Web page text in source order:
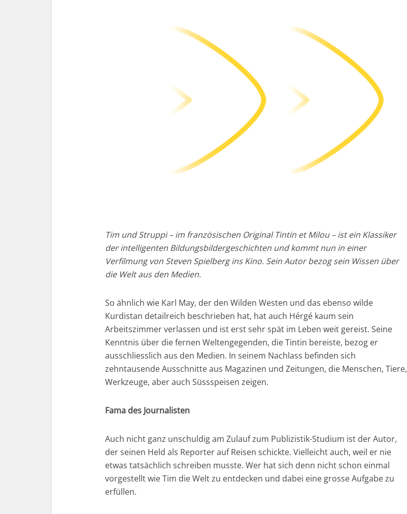
Tim und Struppi – im französischen Original Tintin et Milou – ist ein Klassiker
der intelligenten Bildungsbildergeschichten und kommt nun in einer
Verfilmung von Steven Spielberg ins Kino. Sein Autor bezog sein Wissen über
die Welt aus den Medien.
So ähnlich wie Karl May, der den Wilden Westen und das ebenso wilde
Kurdistan detailreich beschrieben hat, hat auch Hérgé kaum sein
Arbeitszimmer verlassen und ist erst sehr spät im Leben weit gereist. Seine
Kenntnis über die fernen Weltengegenden, die Tintin bereiste, bezog er
ausschliesslich aus den Medien. In seinem Nachlass befinden sich
zehntausende Ausschnitte aus Magazinen und Zeitungen, die Menschen, Tiere,
Werkzeuge, aber auch Süssspeisen zeigen.
Fama des Journalisten
Auch nicht ganz unschuldig am Zulauf zum Publizistik-Studium ist der Autor,
der seinen Held als Reporter auf Reisen schickte. Vielleicht auch, weil er nie
etwas tatsächlich schreiben musste. Wer hat sich denn nicht schon einmal
vorgestellt wie Tim die Welt zu entdecken und dabei eine grosse Aufgabe zu
erfüllen.